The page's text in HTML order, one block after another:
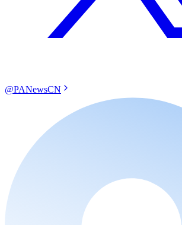
@PANewsCN